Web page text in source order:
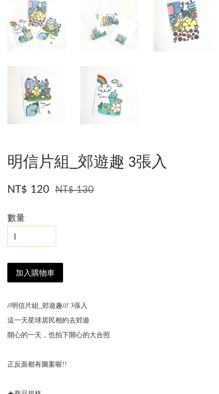
明信片組_郊遊趣 3張入
NT$ 120 NT$ 130
數量
加入購物車
//明信片組_郊遊趣/// 3張入
這一天星球居民相約去郊遊
開心的一天，也拍下開心的大合照
正反面都有圖案喔!!